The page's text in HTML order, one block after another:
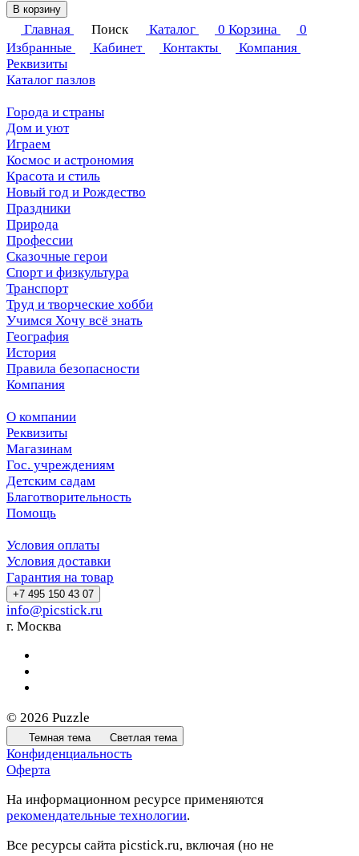
В корзину
Главная Поиск Каталог 0 Корзина
0
Избранные
Кабинет Контакты
Компания
Реквизиты
Каталог пазлов
Города и страны
Дом и уют
Играем
Космос и астрономия
Красота и стиль
Новый год и Рождество
Праздники
Природа
Профессии
Сказочные герои
Спорт и физкультура
Транспорт
Труд и творческие хобби
Учимся Хочу всё знать
География
История
Правила безопасности
Компания
О компании
Реквизиты
Магазинам
Гос. учреждениям
Детским садам
Благотворительность
Помощь
Условия оплаты
Условия доставки
Гарантия на товар
+7 495 150 43 07
info@picstick.ru
г. Москва
© 2026 Puzzle
Темная тема Светлая тема
Конфиденциальность
Оферта
На информационном ресурсе применяются
рекомендательные технологии.
Все ресурсы сайта picstick.ru, включая (но не